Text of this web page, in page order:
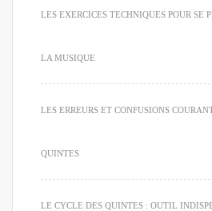
LES EXERCICES TECHNIQUES POUR SE
LA MUSIQUE
LES ERREURS ET CONFUSIONS
QUINTES
LE CYCLE DES QUINTES : OUTIL